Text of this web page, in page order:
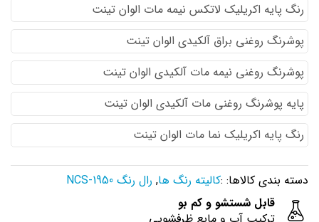
رنگ پایه اكريليك لاتكس نيمه مات الوان تینت
پوشرنگ روغنی براق آلکیدی الوان تینت
پوشرنگ روغنی نیمه مات آلکیدی الوان تینت
پایه پوشرنگ روغنی مات آلکیدی الوان تینت
رنگ پایه اکریلیک نما مات الوان تینت
دسته بندی کالاها: :کالیته رنگ ها, رال رنگ NCS-1950
قابل شستشو و کم بو